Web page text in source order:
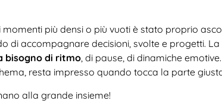
più densi o più vuoti è stato proprio
di accompagnare decisioni, svolte e progetti.
bisogno di ritmo, di pause, di dinamiche
resta impresso quando tocca la parte
alla grande insieme!